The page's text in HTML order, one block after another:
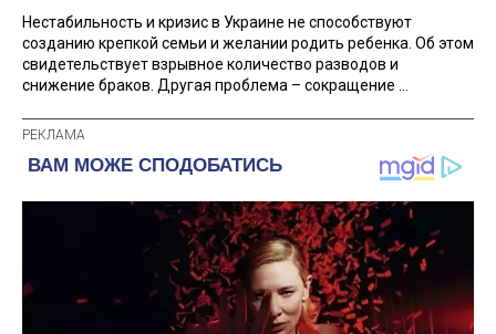
Нестабильность и кризис в Украине не способствуют
созданию крепкой семьи и желании родить ребенка. Об этом
свидетельствует взрывное количество разводов и
снижение браков. Другая проблема – сокращение ...